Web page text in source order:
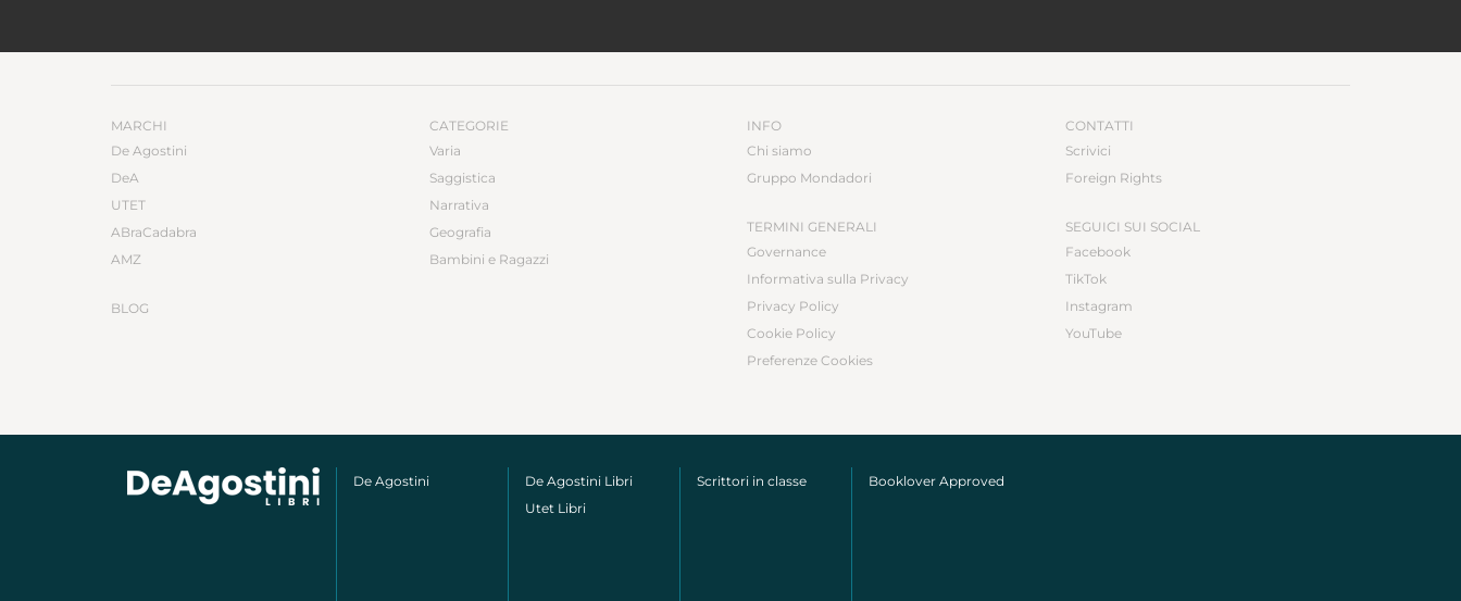
MARCHI
De Agostini
DeA
UTET
ABraCadabra
AMZ
BLOG
CATEGORIE
Varia
Saggistica
Narrativa
Geografia
Bambini e Ragazzi
INFO
Chi siamo
Gruppo Mondadori
TERMINI GENERALI
Governance
Informativa sulla Privacy
Privacy Policy
Cookie Policy
Preferenze Cookies
CONTATTI
Scrivici
Foreign Rights
SEGUICI SUI SOCIAL
Facebook
TikTok
Instagram
YouTube
De Agostini
De Agostini Libri
Utet Libri
Scrittori in classe Booklover Approved